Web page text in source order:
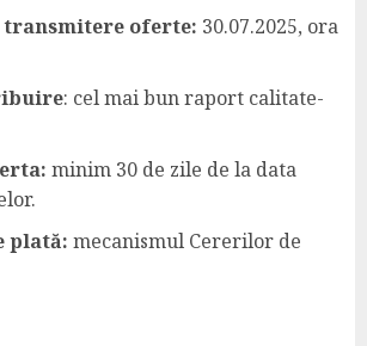
oferte: 30.07.2025, ora
: cel mai bun raport calitate-
minim 30 de zile de la data
plată: mecanismul Cererilor de